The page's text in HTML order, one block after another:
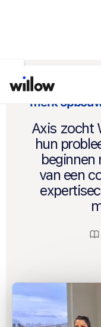
Hoe Axis
merk
Axis zocht
hun
beginnen
van een